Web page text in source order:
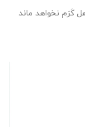
کَرَم نخواهد ماند